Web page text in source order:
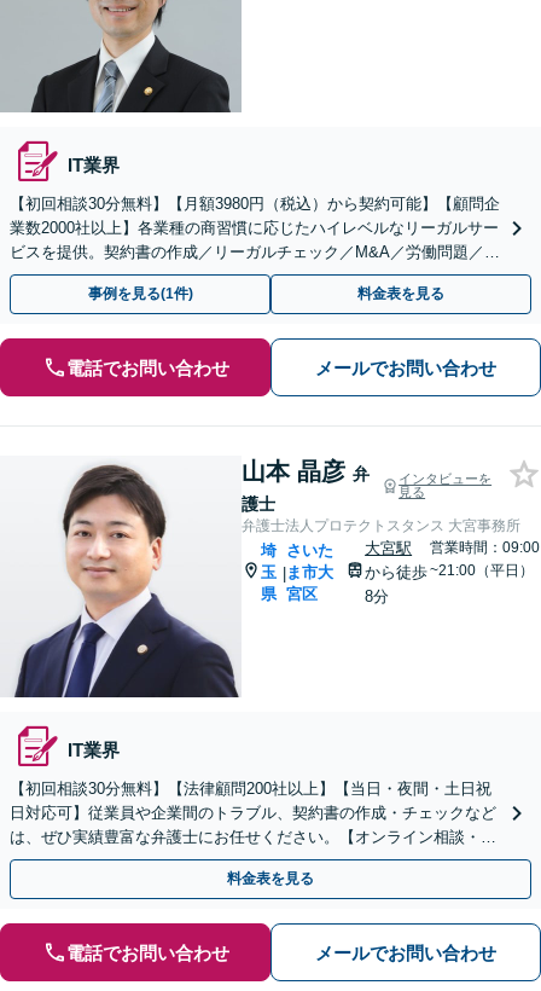
IT業界
【初回相談30分無料】【月額3980円（税込）から契約可能】【顧問企
業数2000社以上】各業種の商習慣に応じたハイレベルなリーガルサー
ビスを提供。契約書の作成／リーガルチェック／M&A／労働問題／知
的財産等、お任せください【他士業連携可能】
事例を見る(1件) 料金表を見る
電話でお問い合わせ メールでお問い合わせ
山本 晶彦 弁
護士
インタビューを
見る
弁護士法人プロテクトスタンス 大宮事務所
埼
玉
県
|
さいた
ま市大
宮区
大宮駅
から徒歩
8分
営業時間：09:00
~21:00（平日）
IT業界
【初回相談30分無料】【法律顧問200社以上】【当日・夜間・土日祝
日対応可】従業員や企業間のトラブル、契約書の作成・チェックなど
は、ぜひ実績豊富な弁護士にお任せください。【オンライン相談・電
子契約に対応】
料金表を見る
電話でお問い合わせ メールでお問い合わせ